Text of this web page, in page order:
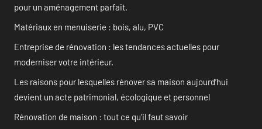
pour un aménagement parfait.
Matériaux en menuiserie : bois, alu, PVC
Entreprise de rénovation : les tendances actuelles pour
moderniser votre intérieur.
Les raisons pour lesquelles rénover sa maison aujourd’hui
devient un acte patrimonial, écologique et personnel
Rénovation de maison : tout ce qu’il faut savoir